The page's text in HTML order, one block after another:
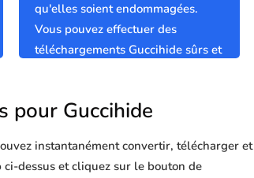
qu'elles soient endommagées.
Vous pouvez effectuer des
téléchargements Guccihide sûrs et
pour Guccihide
instantanément convertir, télécharger et
dessus et cliquez sur le bouton de